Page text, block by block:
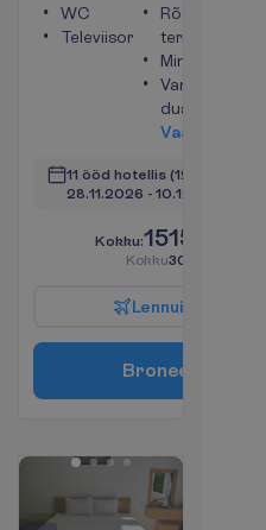
WC
Televiisor
Rõdu või
terrass
Minikülmik
Vann või
dušš
Vaa
11 ööd hotellis (12 ööd kokku)
28.11.2026 - 10.12.2026
Kokku:1515.00
Kokku3030.00
Lennui
Bronee